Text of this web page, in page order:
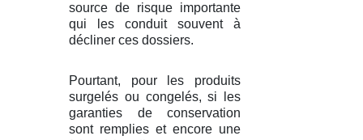
source de risque importante
qui les conduit souvent à
décliner ces dossiers.
Pourtant, pour les produits
surgelés ou congelés, si les
garanties de conservation
sont remplies et encore une